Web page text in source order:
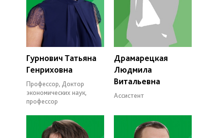
Гурнович Татьяна
Генриховна
Профессор, Доктор
экономических наук,
профессор
Драмарецкая
Людмила
Витальевна
Ассистент